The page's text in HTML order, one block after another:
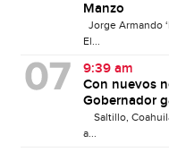
Manzo
Jorge Armando
El...
9:39 am
Con nuevos
Gobernador
Saltillo,
a...